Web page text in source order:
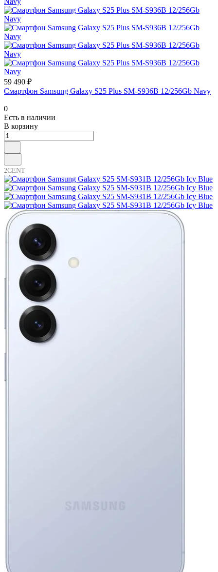
59 490 ₽
Смартфон Samsung Galaxy S25 Plus SM-S936B 12/256Gb Navy
0
Есть в наличии
В корзину
2CENT